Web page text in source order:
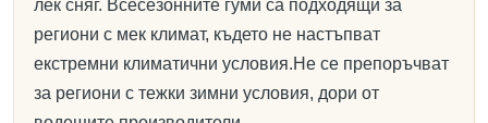
лек сняг. Всесезонните гуми са подходящи за
региони с мек климат, където не настъпват
екстремни климатични условия.Не се препоръчват
за региони с тежки зимни условия, дори от